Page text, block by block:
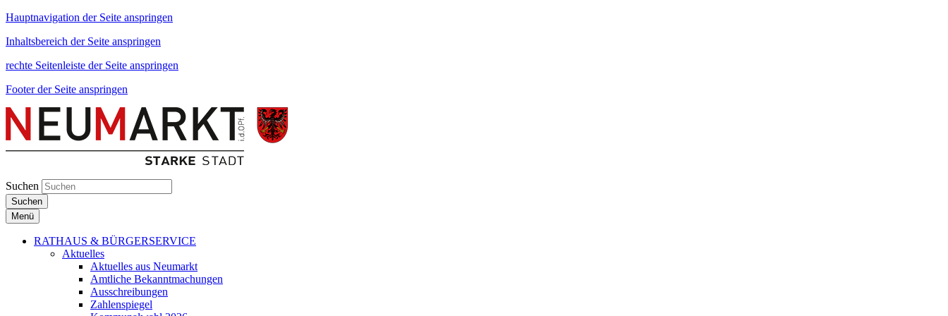
Hauptnavigation der Seite anspringen
Inhaltsbereich der Seite anspringen
rechte Seitenleiste der Seite anspringen
Footer der Seite anspringen
Suchen
Suchen
Menü
RATHAUS & BÜRGERSERVICE
Aktuelles
Aktuelles aus Neumarkt
Amtliche Bekanntmachungen
Ausschreibungen
Zahlenspiegel